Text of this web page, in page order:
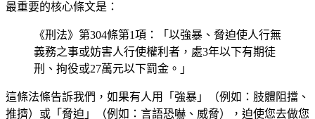
最重要的核心條文是：
《刑法》第304條第1項：「以強暴、脅迫使人行無
義務之事或妨害人行使權利者，處3年以下有期徒
刑、拘役或27萬元以下罰金。」
這條法條告訴我們，如果有人用「強暴」（例如：肢體阻擋、
推擠）或「脅迫」（例如：言語恐嚇、威脅），迫使您去做您